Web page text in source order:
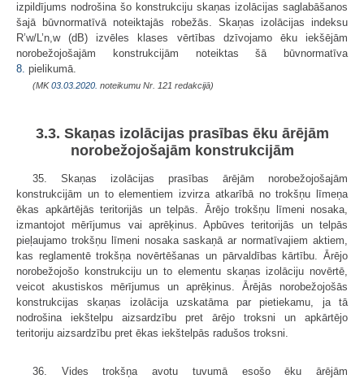
izpildījums nodrošina šo konstrukciju skaņas izolācijas saglabāšanos
šajā būvnormatīvā noteiktajās robežās. Skaņas izolācijas indeksu
R’w/L’n,w (dB) izvēles klases vērtības dzīvojamo ēku iekšējām
norobežojošajām konstrukcijām noteiktas šā būvnormatīva
8. pielikumā.
(MK03.03.2020. noteikumu Nr. 121 redakcijā)
3.3. Skaņas izolācijas prasības ēku ārējām
norobežojošajām konstrukcijām
35. Skaņas izolācijas prasības ārējām norobežojošajām
konstrukcijām un to elementiem izvirza atkarībā no trokšņu līmeņa
ēkas apkārtējās teritorijās un telpās. Ārējo trokšņu līmeni nosaka,
izmantojot mērījumus vai aprēķinus. Apbūves teritorijās un telpās
pieļaujamo trokšņu līmeni nosaka saskaņā ar normatīvajiem aktiem,
kas reglamentē trokšņa novērtēšanas un pārvaldības kārtību. Ārējo
norobežojošo konstrukciju un to elementu skaņas izolāciju novērtē,
veicot akustiskos mērījumus un aprēķinus. Ārējās norobežojošās
konstrukcijas skaņas izolācija uzskatāma par pietiekamu, ja tā
nodrošina iekštelpu aizsardzību pret ārējo troksni un apkārtējo
teritoriju aizsardzību pret ēkas iekštelpās radušos troksni.
36. Vides trokšņa avotu tuvumā esošo ēku ārējām